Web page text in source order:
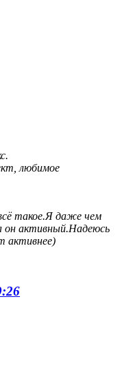
любимое
такое.Я даже чем
он активный.Надеюсь
активнее)